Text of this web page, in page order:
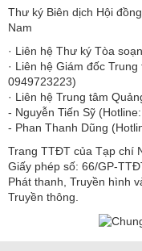
Thư ký Biên dịch Hội
Nam
· Liên hệ Thư ký Tòa
· Liên hệ Giám đốc
0949723223)
· Liên hệ Trung tâm
- Nguyễn Tiến Sỹ
- Phan Thanh Dũng
Trang TTĐT của Tạp chí
Giấy phép số: 66/GP-
Phát thanh, Truyền hình
Truyền thông.